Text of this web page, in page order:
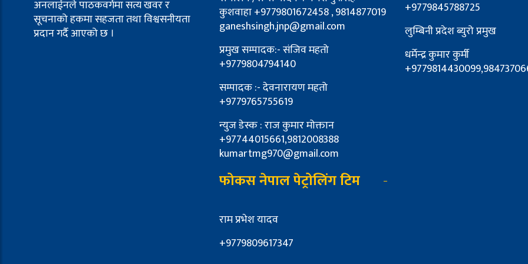
अनलाईनले पाठकवर्गमा सत्य खवर र
सूचनाको हकमा सहजता तथा विश्वसनीयता
प्रदान गर्दै आएको छ ।
कुशवाहा +9779801672458 , 9814877019
ganeshsingh.jnp@gmail.com
प्रमुख सम्पादक:- संजिव महतो
+9779804794140
सम्पादक :- देवनारायण महतो
+9779765755619
न्युज डेस्क : राज कुमार मोक्तान
+97744015661,9812008388
kumartmg970@gmail.com
फोकस नेपाल पेट्रोलिंग टिम
राम प्रभेश यादव
+9779809617347
+9779845788725
लुम्बिनी प्रदेश ब्युरो प्रमुख
धर्मेन्द्र कुमार कुर्मी